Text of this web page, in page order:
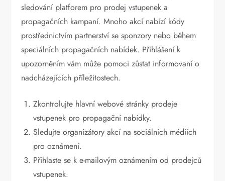
sledování platforem pro prodej vstupenek a
propagačních kampaní. Mnoho akcí nabízí kódy
prostřednictvím partnerství se sponzory nebo během
speciálních propagačních nabídek. Přihlášení k
upozorněním vám může pomoci zůstat informovaní o
nadcházejících příležitostech.
Zkontrolujte hlavní webové stránky prodeje
vstupenek pro propagační nabídky.
Sledujte organizátory akcí na sociálních médiích
pro oznámení.
Přihlaste se k e-mailovým oznámením od prodejců
vstupenek.